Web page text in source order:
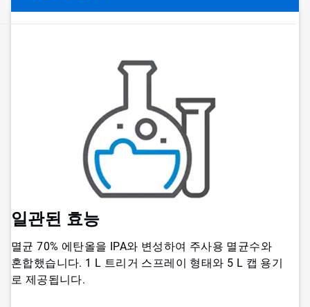
일관된 효능
멸균 70% 에탄올을 IPA와 변성하여 주사용 멸균수와
혼합했습니다. 1 L 트리거 스프레이 형태와 5 L 캡 용기
로 제공됩니다.